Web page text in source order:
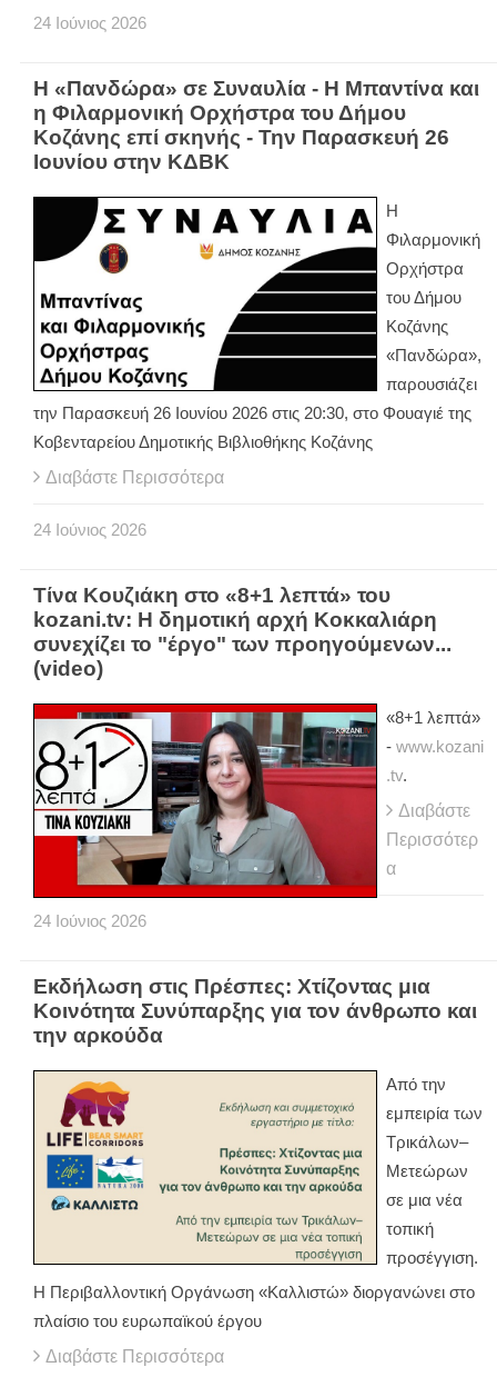
24 Ιούνιος 2026
Η «Πανδώρα» σε Συναυλία - Η Μπαντίνα και
η Φιλαρμονική Ορχήστρα του Δήμου
Κοζάνης επί σκηνής - Την Παρασκευή 26
Ιουνίου στην ΚΔΒΚ
Η
Φιλαρμονική
Ορχήστρα
του Δήμου
Κοζάνης
«Πανδώρα»,
παρουσιάζει
την Παρασκευή 26 Ιουνίου 2026 στις 20:30, στο Φουαγιέ της
Κοβενταρείου Δημοτικής Βιβλιοθήκης Κοζάνης
Διαβάστε Περισσότερα
24 Ιούνιος 2026
Τίνα Κουζιάκη στο «8+1 λεπτά» του
kozani.tv: Η δημοτική αρχή Κοκκαλιάρη
συνεχίζει το "έργο" των προηγούμενων...
(video)
«8+1 λεπτά»
- www.kozani
.tv.
Διαβάστε
Περισσότερ
α
24 Ιούνιος 2026
Εκδήλωση στις Πρέσπες: Χτίζοντας μια
Κοινότητα Συνύπαρξης για τον άνθρωπο και
την αρκούδα
Από την
εμπειρία των
Τρικάλων–
Μετεώρων
σε μια νέα
τοπική
προσέγγιση.
Η Περιβαλλοντική Οργάνωση «Καλλιστώ» διοργανώνει στο
πλαίσιο του ευρωπαϊκού έργου
Διαβάστε Περισσότερα